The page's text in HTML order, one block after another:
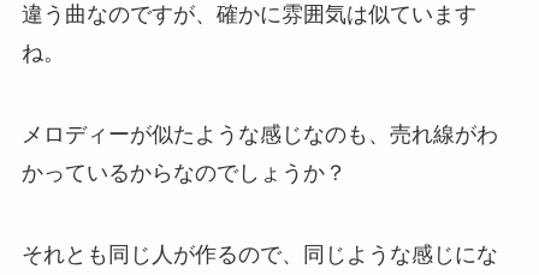
違う曲なのですが、確かに雰囲気は似ています
ね。
メロディーが似たような感じなのも、売れ線がわ
かっているからなのでしょうか？
それとも同じ人が作るので、同じような感じにな